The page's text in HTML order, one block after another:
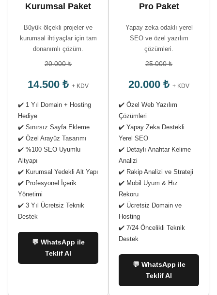
Kurumsal Paket
Büyük ölçekli projeler ve
kurumsal ihtiyaçlar için tam
donanımlı çözüm.
20.000 ₺
14.500 ₺ + KDV
✔️ 1 Yıl Domain + Hosting
Hediye
✔️ Sınırsız Sayfa Ekleme
✔️ Özel Arayüz Tasarımı
✔️ %100 SEO Uyumlu
Altyapı
✔️ Kurumsal Yedekli Alt Yapı
✔️ Profesyonel İçerik
Yönetimi
✔️ 3 Yıl Ücretsiz Teknik
Destek
💬 WhatsApp ile
Teklif Al
Pro Paket
Yapay zeka odaklı yerel
SEO ve özel yazılım
çözümleri.
25.000 ₺
20.000 ₺ + KDV
✔️ Özel Web Yazılım
Çözümleri
✔️ Yapay Zeka Destekli
Yerel SEO
✔️ Detaylı Anahtar Kelime
Analizi
✔️ Rakip Analizi ve Strateji
✔️ Mobil Uyum & Hız
Rekoru
✔️ Ücretsiz Domain ve
Hosting
✔️ 7/24 Öncelikli Teknik
Destek
💬 WhatsApp ile
Teklif Al